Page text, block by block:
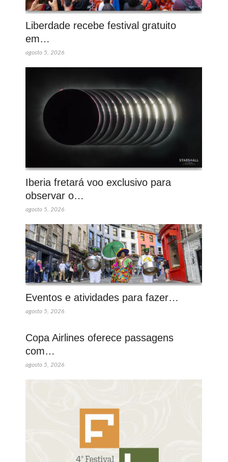
Liberdade recebe festival gratuito
em…
agosto 5, 2026
Iberia fretará voo exclusivo para
observar o…
agosto 5, 2026
Eventos e atividades para fazer…
agosto 5, 2026
Copa Airlines oferece passagens
com…
agosto 5, 2026